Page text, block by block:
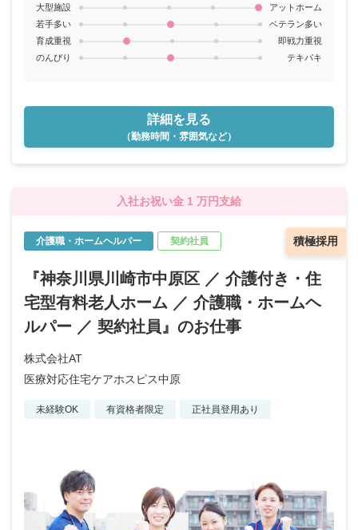
大型施設
アットホーム
若手多い
ベテラン多い
育成重視
即戦力重視
のんびり
テキパキ
詳細を見る
（勤務時間・雰囲気など）
入社お祝い金 1 万円支給
積極採用
介護職・ホームヘルパー 契約社員
『神奈川県川崎市中原区 ／ 介護付き・住
宅型有料老人ホーム ／ 介護職・ホームヘ
ルパー ／ 契約社員』のお仕事
株式会社AT
医療対応住宅ケアホスピス中原
未経験OK 有資格者限定 正社員登用あり